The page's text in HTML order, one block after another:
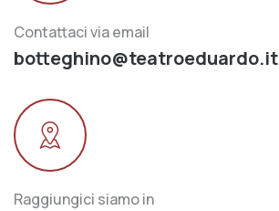
Contattaci via email
botteghino@teatroeduardo.it
Raggiungici siamo in